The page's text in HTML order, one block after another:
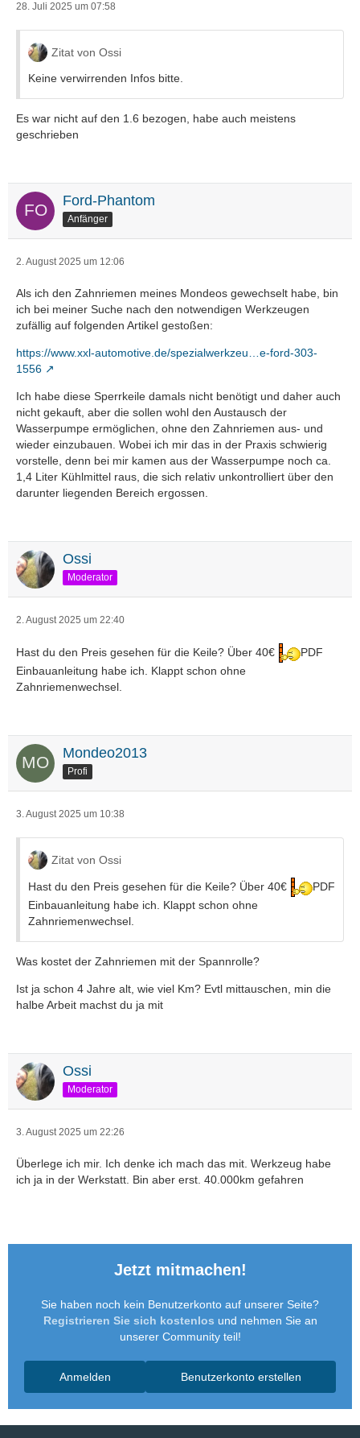
28. Juli 2025 um 07:58
Zitat von Ossi
Keine verwirrenden Infos bitte.
Es war nicht auf den 1.6 bezogen, habe auch meistens
geschrieben
Ford-Phantom
Anfänger
2. August 2025 um 12:06
Als ich den Zahnriemen meines Mondeos gewechselt habe, bin
ich bei meiner Suche nach den notwendigen Werkzeugen
zufällig auf folgenden Artikel gestoßen:
https://www.xxl-automotive.de/spezialwerkzeu…e-ford-303-
1556
Ich habe diese Sperrkeile damals nicht benötigt und daher auch
nicht gekauft, aber die sollen wohl den Austausch der
Wasserpumpe ermöglichen, ohne den Zahnriemen aus- und
wieder einzubauen. Wobei ich mir das in der Praxis schwierig
vorstelle, denn bei mir kamen aus der Wasserpumpe noch ca.
1,4 Liter Kühlmittel raus, die sich relativ unkontrolliert über den
darunter liegenden Bereich ergossen.
Ossi
Moderator
2. August 2025 um 22:40
Hast du den Preis gesehen für die Keile? Über 40€
PDF
Einbauanleitung habe ich. Klappt schon ohne
Zahnriemenwechsel.
Mondeo2013
Profi
3. August 2025 um 10:38
Zitat von Ossi
Hast du den Preis gesehen für die Keile? Über 40€
PDF
Einbauanleitung habe ich. Klappt schon ohne
Zahnriemenwechsel.
Was kostet der Zahnriemen mit der Spannrolle?
Ist ja schon 4 Jahre alt, wie viel Km? Evtl mittauschen, min die
halbe Arbeit machst du ja mit
Ossi
Moderator
3. August 2025 um 22:26
Überlege ich mir. Ich denke ich mach das mit. Werkzeug habe
ich ja in der Werkstatt. Bin aber erst. 40.000km gefahren
Jetzt mitmachen!
Sie haben noch kein Benutzerkonto auf unserer Seite?
Registrieren Sie sich kostenlos und nehmen Sie an
unserer Community teil!
Benutzerkonto erstellen
Anmelden